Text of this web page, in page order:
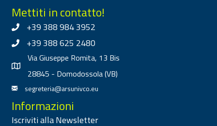
Mettiti in contatto!
+39 388 984 3952
+39 388 625 2480
Via Giuseppe Romita, 13 Bis
28845 - Domodossola (VB)
segreteria@arsunivco.eu
Informazioni
Iscriviti alla Newsletter